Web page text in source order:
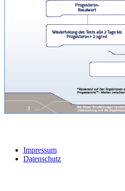
Impressum
Datenschutz